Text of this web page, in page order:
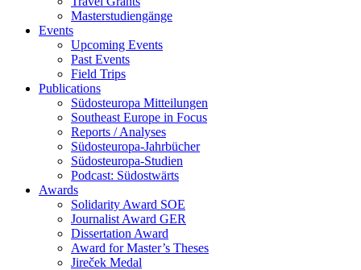
Masterstudiengänge
Events
Upcoming Events
Past Events
Field Trips
Publications
Südosteuropa Mitteilungen
Southeast Europe in Focus
Reports / Analyses
Südosteuropa-Jahrbücher
Südosteuropa-Studien
Podcast: Südostwärts
Awards
Solidarity Award SOE
Journalist Award GER
Dissertation Award
Award for Master’s Theses
Jireček Medal